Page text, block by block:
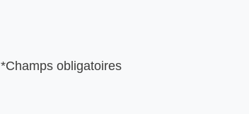
*Champs obligatoires